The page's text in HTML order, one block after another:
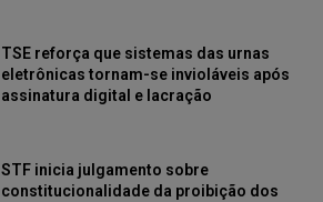
TSE reforça que sistemas das urnas
eletrônicas tornam-se invioláveis após
assinatura digital e lacração
STF inicia julgamento sobre
constitucionalidade da proibição dos